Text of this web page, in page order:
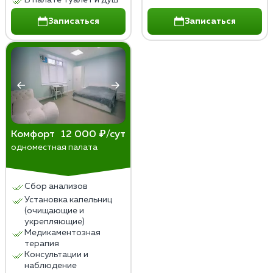
Записаться Записаться
Комфорт 12 000 ₽/сут
одноместная палата
Сбор анализов
Установка капельниц
(очищающие и
укрепляющие)
Медикаментозная
терапия
Консультации и
наблюдение